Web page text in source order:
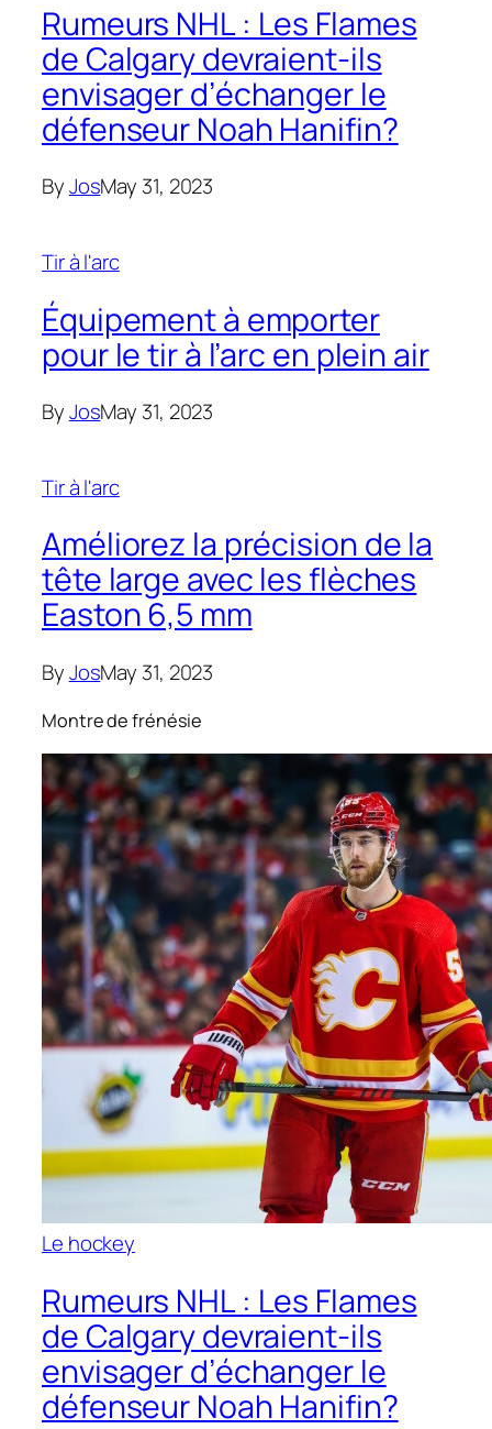
Rumeurs NHL : Les Flames
de Calgary devraient-ils
envisager d’échanger le
défenseur Noah Hanifin?
ByJosMay 31, 2023
Tir à l'arc
Équipement à emporter
pour le tir à l’arc en plein air
ByJosMay 31, 2023
Tir à l'arc
Améliorez la précision de la
tête large avec les flèches
Easton 6,5 mm
ByJosMay 31, 2023
Montre de frénésie
Le hockey
Rumeurs NHL : Les Flames
de Calgary devraient-ils
envisager d’échanger le
défenseur Noah Hanifin?